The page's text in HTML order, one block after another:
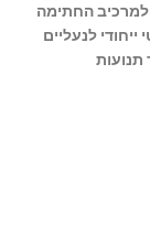
למרכיב החתימה
לנעליים